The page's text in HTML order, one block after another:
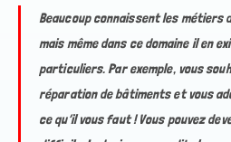
Beaucoup connaissent les métiers
mais même dans ce domaine il en
particuliers. Par exemple, vous
réparation de bâtiments et vous
ce qu’il vous faut ! Vous pouvez